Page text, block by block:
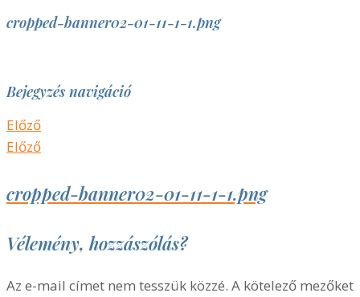
cropped-banner02-01-11-1-1.png
Bejegyzés navigáció
Előző
Előző
cropped-banner02-01-11-1-1.png
Vélemény, hozzászólás?
Az e-mail címet nem tesszük közzé. A kötelező mezőket